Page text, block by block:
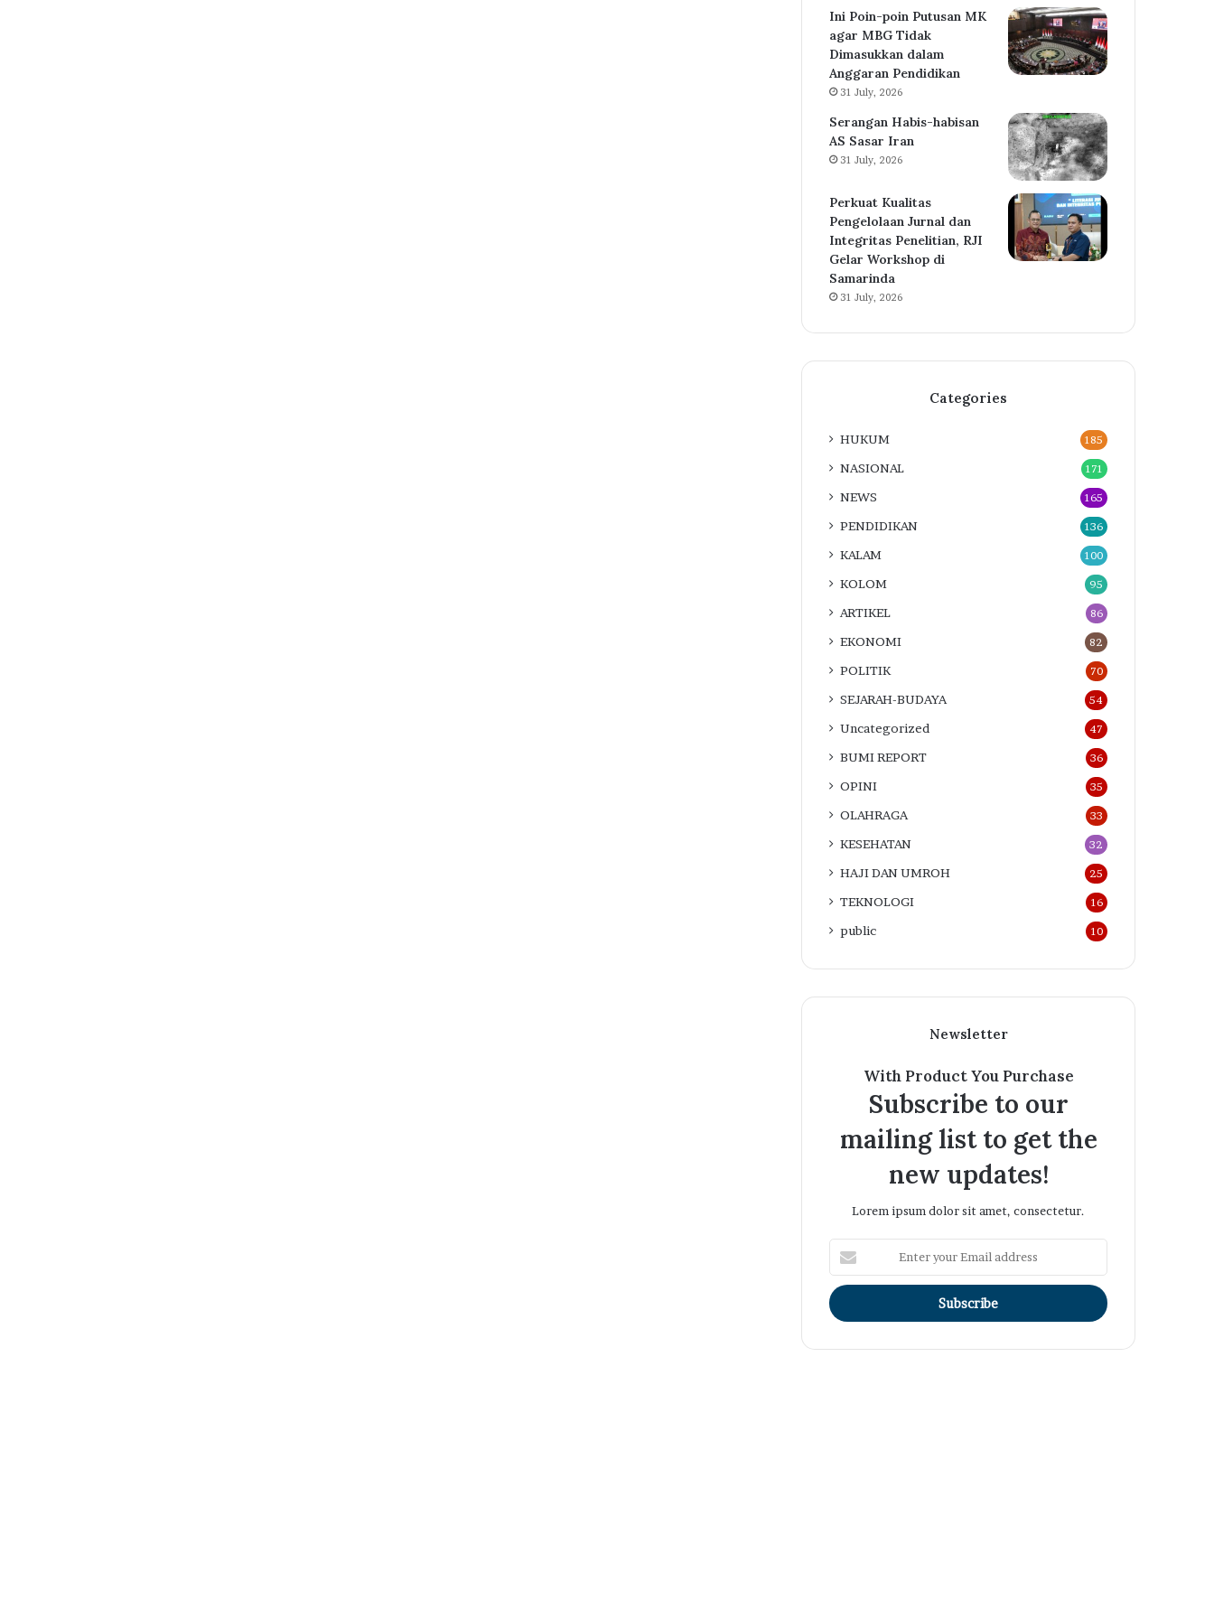
Ini Poin-poin Putusan MK
agar MBG Tidak
Dimasukkan dalam
Anggaran Pendidikan
31 July, 2026
Serangan Habis-habisan
AS Sasar Iran
31 July, 2026
Perkuat Kualitas
Pengelolaan Jurnal dan
Integritas Penelitian, RJI
Gelar Workshop di
Samarinda
31 July, 2026
Categories
HUKUM 185
NASIONAL 171
NEWS 165
PENDIDIKAN 136
KALAM 100
KOLOM 95
ARTIKEL 86
EKONOMI 82
POLITIK 70
SEJARAH-BUDAYA 54
Uncategorized 47
BUMI REPORT 36
OPINI 35
OLAHRAGA 33
KESEHATAN 32
HAJI DAN UMROH 25
TEKNOLOGI 16
public 10
Newsletter
With Product You Purchase
Subscribe to our
mailing list to get the
new updates!
Lorem ipsum dolor sit amet, consectetur.
your
Email
address